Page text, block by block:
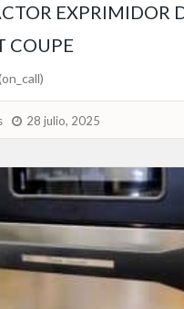
EXPRIMIDOR
COUPE
28 julio, 2025